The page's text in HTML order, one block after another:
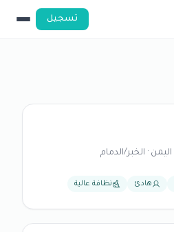
تسجيل
هادئ نظافة عالية